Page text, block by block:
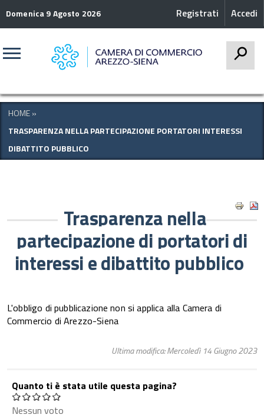
Domenica 9 Agosto 2026 Accedi
Registrati
HOME»
TRASPARENZA NELLA PARTECIPAZIONE PORTATORI INTERESSI
DIBATTITO PUBBLICO
Trasparenza nella
partecipazione di portatori di
interessi e dibattito pubblico
L'obbligo di pubblicazione non si applica alla Camera di
Commercio di Arezzo-Siena
Ultima modifica: Mercoledì 14 Giugno 2023
Quanto ti è stata utile questa pagina?
Nessun voto